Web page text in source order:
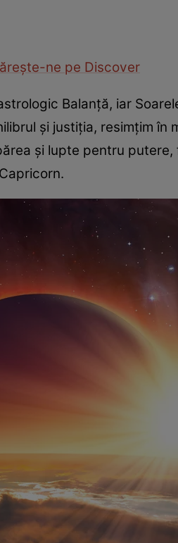
ne pe Discover
Balanță, iar
și justiția, resimțim în
și lupte pentru putere,